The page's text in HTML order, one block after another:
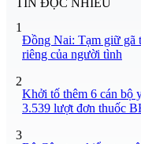
1
Đồng Nai: Tạm giữ gã
riêng của người tình
2
Khởi tố thêm 6 cán bộ
3.539 lượt đơn thuốc
3